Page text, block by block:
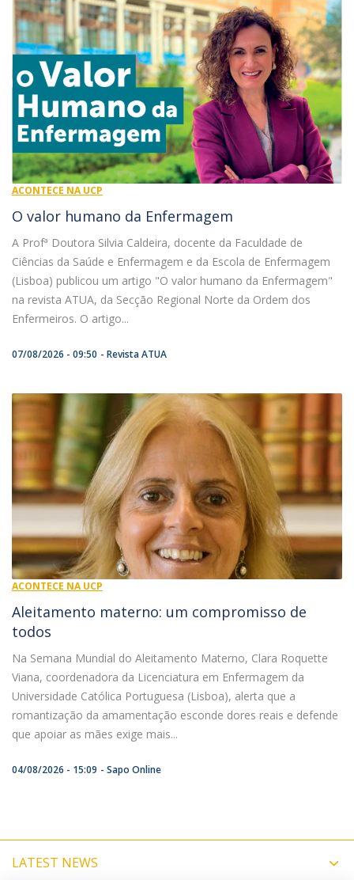
ACONTECE NA UCP
O valor humano da Enfermagem
A Profª Doutora Silvia Caldeira, docente da Faculdade de
Ciências da Saúde e Enfermagem e da Escola de Enfermagem
(Lisboa) publicou um artigo "O valor humano da Enfermagem"
na revista ATUA, da Secção Regional Norte da Ordem dos
Enfermeiros. O artigo...
07/08/2026 - 09:50 Revista ATUA
ACONTECE NA UCP
​Aleitamento materno: um compromisso de
todos
Na Semana Mundial do Aleitamento Materno, Clara Roquette
Viana, coordenadora da Licenciatura em Enfermagem da
Universidade Católica Portuguesa (Lisboa), alerta que a
romantização da amamentação esconde dores reais e defende
que apoiar as mães exige mais...
04/08/2026 - 15:09 Sapo Online
LATEST NEWS